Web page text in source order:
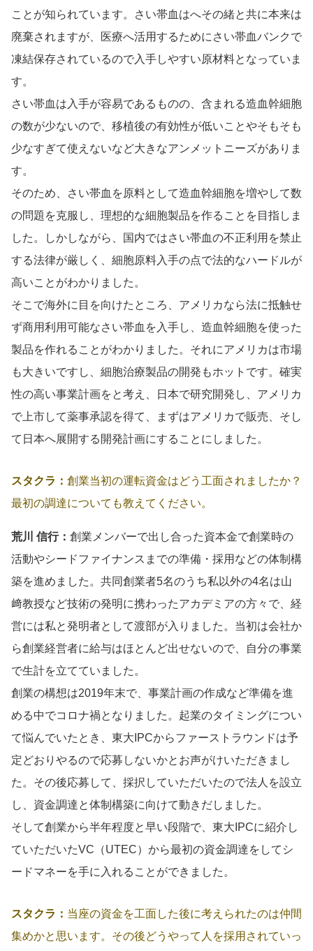
ことが知られています。さい帯血はへその緒と共に本来は
廃棄されますが、医療へ活用するためにさい帯血バンクで
凍結保存されているので入手しやすい原材料となっていま
す。
さい帯血は入手が容易であるものの、含まれる造血幹細胞
の数が少ないので、移植後の有効性が低いことやそもそも
少なすぎて使えないなど大きなアンメットニーズがありま
す。
そのため、さい帯血を原料として造血幹細胞を増やして数
の問題を克服し、理想的な細胞製品を作ることを目指しま
した。しかしながら、国内ではさい帯血の不正利用を禁止
する法律が厳しく、細胞原料入手の点で法的なハードルが
高いことがわかりました。
そこで海外に目を向けたところ、アメリカなら法に抵触せ
ず商用利用可能なさい帯血を入手し、造血幹細胞を使った
製品を作れることがわかりました。それにアメリカは市場
も大きいですし、細胞治療製品の開発もホットです。確実
性の高い事業計画をと考え、日本で研究開発し、アメリカ
で上市して薬事承認を得て、まずはアメリカで販売、そし
て日本へ展開する開発計画にすることにしました。
スタクラ： 創業当初の運転資金はどう工面されましたか？
最初の調達についても教えてください。
荒川 信行： 創業メンバーで出し合った資本金で創業時の
活動やシードファイナンスまでの準備・採用などの体制構
築を進めました。共同創業者5名のうち私以外の4名は山
﨑教授など技術の発明に携わったアカデミアの方々で、経
営には私と発明者として渡部が入りました。当初は会社か
ら創業経営者に給与はほとんど出せないので、自分の事業
で生計を立てていました。
創業の構想は2019年末で、事業計画の作成など準備を進
める中でコロナ禍となりました。起業のタイミングについ
て悩んでいたとき、東大IPCからファーストラウンドは予
定どおりやるので応募しないかとお声がけいただきまし
た。その後応募して、採択していただいたので法人を設立
し、資金調達と体制構築に向けて動きだしました。
そして創業から半年程度と早い段階で、東大IPCに紹介し
ていただいたVC（UTEC）から最初の資金調達をしてシ
ードマネーを手に入れることができました。
スタクラ： 当座の資金を工面した後に考えられたのは仲間
集めかと思います。その後どうやって人を採用されていっ